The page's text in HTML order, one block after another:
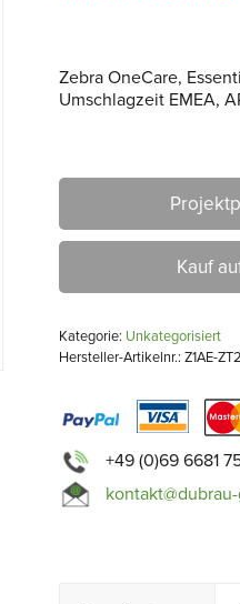
Zebra OneCare,
Umschlagzeit EMEA,
Kauf
Kategorie: Unkategorisiert
Hersteller-Artikelnr.: Z1AE-
+49 (0)69 6681